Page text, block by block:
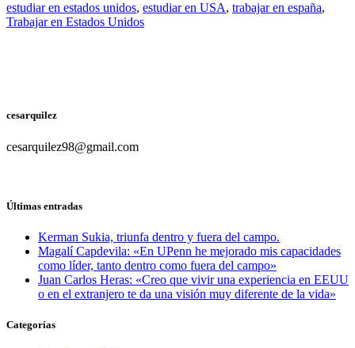
estudiar en estados unidos, estudiar en USA, trabajar en españa,
Trabajar en Estados Unidos
cesarquilez
cesarquilez98@gmail.com
Últimas entradas
Kerman Sukia, triunfa dentro y fuera del campo.
Magalí Capdevila: «En UPenn he mejorado mis capacidades
como líder, tanto dentro como fuera del campo»
Juan Carlos Heras: «Creo que vivir una experiencia en EEUU
o en el extranjero te da una visión muy diferente de la vida»
Categorías